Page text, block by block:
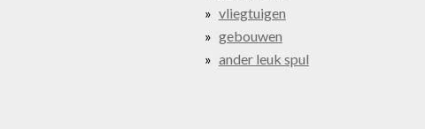
vliegtuigen
gebouwen
ander leuk spul